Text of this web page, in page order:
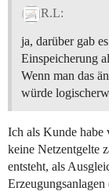
R.L:
ja, darüber gab
Einspeicherung
Wenn man das
würde
Ich als Kunde habe
keine Netzentgelte
entsteht, als